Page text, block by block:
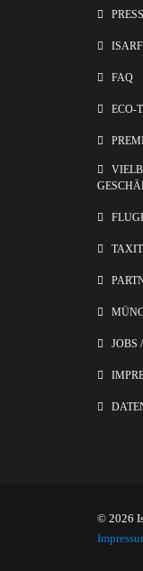
FAQ
ECO-
JOBS
© 2026